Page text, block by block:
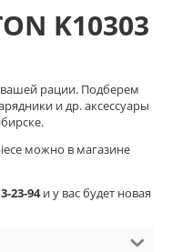
K10303
рации. Подберем
и др. аксессуары
можно в магазине
23-94и у вас будет новая